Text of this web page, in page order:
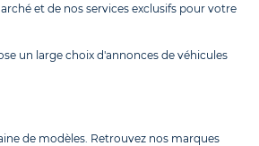
et de nos services exclusifs pour votre
un large choix d'annonces de véhicules
de modèles. Retrouvez nos marques